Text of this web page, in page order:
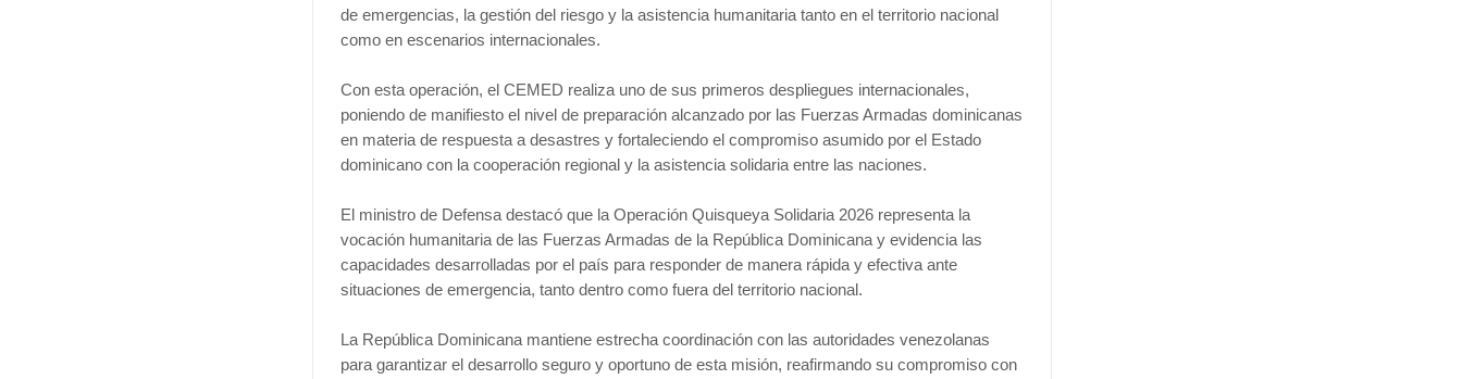
de emergencias, la gestión del riesgo y la asistencia humanitaria tanto en el territorio nacional
como en escenarios internacionales.
Con esta operación, el CEMED realiza uno de sus primeros despliegues internacionales,
poniendo de manifiesto el nivel de preparación alcanzado por las Fuerzas Armadas dominicanas
en materia de respuesta a desastres y fortaleciendo el compromiso asumido por el Estado
dominicano con la cooperación regional y la asistencia solidaria entre las naciones.
El ministro de Defensa destacó que la Operación Quisqueya Solidaria 2026 representa la
vocación humanitaria de las Fuerzas Armadas de la República Dominicana y evidencia las
capacidades desarrolladas por el país para responder de manera rápida y efectiva ante
situaciones de emergencia, tanto dentro como fuera del territorio nacional.
La República Dominicana mantiene estrecha coordinación con las autoridades venezolanas
para garantizar el desarrollo seguro y oportuno de esta misión, reafirmando su compromiso con